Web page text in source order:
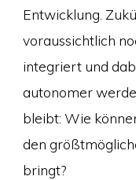
Entwicklung.
voraussichtlich
integriert und
autonomer
bleibt: Wie
den
bringt?